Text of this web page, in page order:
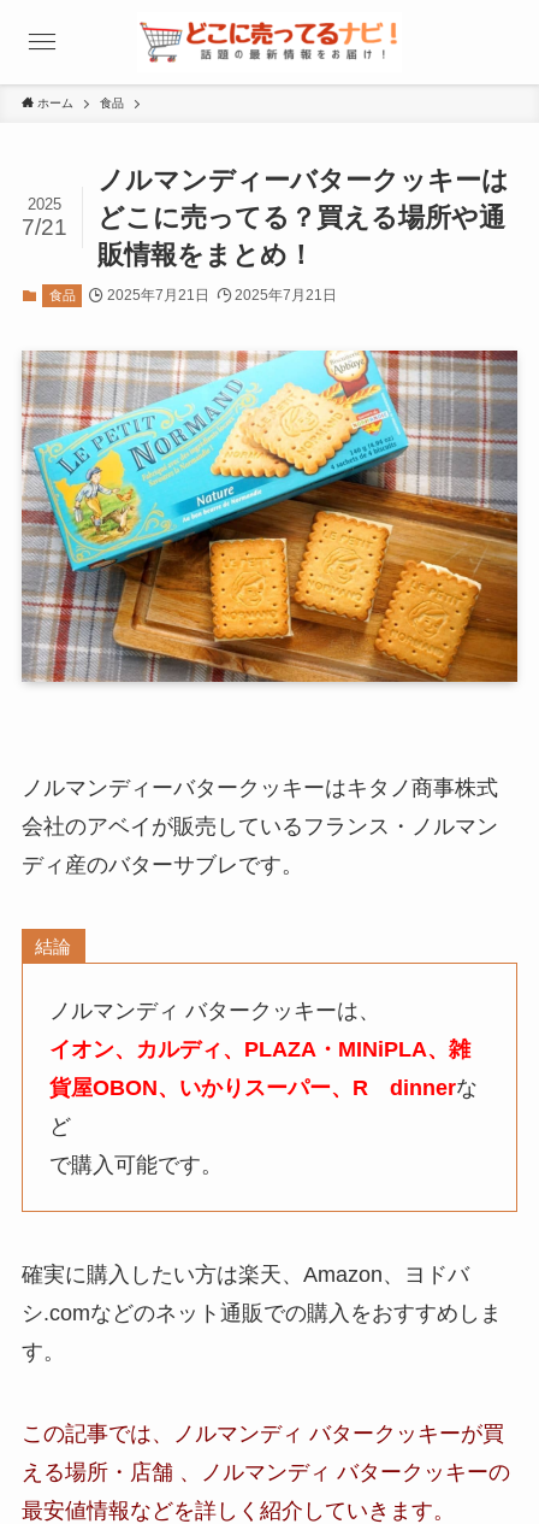
ホーム 食品
ノルマンディーバタークッキーは
どこに売ってる？買える場所や通
販情報をまとめ！
2025
7/21
食品 2025年7月21日 2025年7月21日
ノルマンディーバタークッキーはキタノ商事株式
会社のアベイが販売しているフランス・ノルマン
ディ産のバターサブレです。
結論
ノルマンディ バタークッキーは、
イオン、カルディ、PLAZA・MINiPLA、雑
貨屋OBON、いかりスーパー、R dinnerな
ど
で購入可能です。
確実に購入したい方は楽天、Amazon、ヨドバ
シ.comなどのネット通販での購入をおすすめしま
す。
この記事では、ノルマンディ バタークッキーが買
える場所・店舗 、ノルマンディ バタークッキーの
最安値情報などを詳しく紹介していきます。